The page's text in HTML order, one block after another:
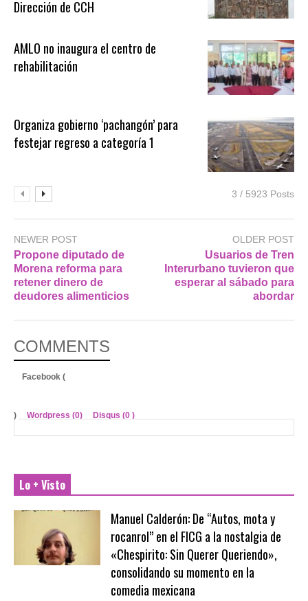
Dirección de CCH
AMLO no inaugura el centro de
rehabilitación
Organiza gobierno ‘pachangón’ para
festejar regreso a categoría 1
3 / 5923 Posts
NEWER POST
Propone diputado de
Morena reforma para
retener dinero de
deudores alimenticios
OLDER POST
Usuarios de Tren
Interurbano tuvieron que
esperar al sábado para
abordar
COMMENTS
Facebook (
) Wordpress (0) Disqus (0 )
Lo + Visto
Manuel Calderón: De “Autos, mota y
rocanrol” en el FICG a la nostalgia de
«Chespirito: Sin Querer Queriendo»,
consolidando su momento en la
comedia mexicana